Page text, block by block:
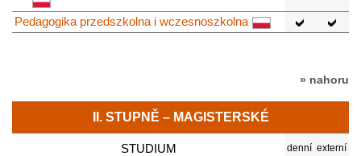
Pedagogika przedszkolna i wczesnoszkolna
» nahoru
II. STUPNĚ – MAGISTERSKÉ
STUDIUM denní externí